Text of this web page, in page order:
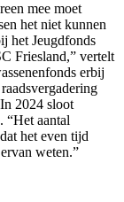
mee moet
het niet kunnen
het Jeugdfonds
Friesland,” vertelt
erbij
In 2024 sloot
“Het aantal
het even tijd
weten.”